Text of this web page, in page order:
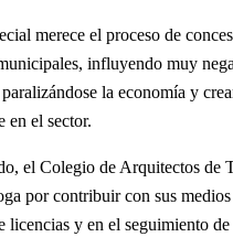
merece el proceso de
influyendo muy
la economía y
en el sector.
el Colegio de Arquitectos de
por contribuir con sus medios
licencias y en el seguimiento